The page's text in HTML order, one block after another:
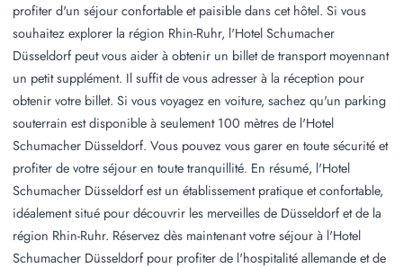
profiter d'un séjour confortable et paisible dans cet hôtel. Si vous
souhaitez explorer la région Rhin-Ruhr, l'Hotel Schumacher
Düsseldorf peut vous aider à obtenir un billet de transport moyennant
un petit supplément. Il suffit de vous adresser à la réception pour
obtenir votre billet. Si vous voyagez en voiture, sachez qu'un parking
souterrain est disponible à seulement 100 mètres de l'Hotel
Schumacher Düsseldorf. Vous pouvez vous garer en toute sécurité et
profiter de votre séjour en toute tranquillité. En résumé, l'Hotel
Schumacher Düsseldorf est un établissement pratique et confortable,
idéalement situé pour découvrir les merveilles de Düsseldorf et de la
région Rhin-Ruhr. Réservez dès maintenant votre séjour à l'Hotel
Schumacher Düsseldorf pour profiter de l'hospitalité allemande et de